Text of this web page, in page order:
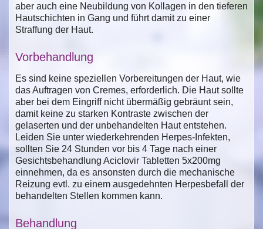
aber auch eine Neubildung von Kollagen in den tieferen
Hautschichten in Gang und führt damit zu einer
Straffung der Haut.
Vorbehandlung
Es sind keine speziellen Vorbereitungen der Haut, wie
das Auftragen von Cremes, erforderlich. Die Haut sollte
aber bei dem Eingriff nicht übermäßig gebräunt sein,
damit keine zu starken Kontraste zwischen der
gelaserten und der unbehandelten Haut entstehen.
Leiden Sie unter wiederkehrenden Herpes-Infekten,
sollten Sie 24 Stunden vor bis 4 Tage nach einer
Gesichtsbehandlung Aciclovir Tabletten 5x200mg
einnehmen, da es ansonsten durch die mechanische
Reizung evtl. zu einem ausgedehnten Herpesbefall der
behandelten Stellen kommen kann.
Behandlung